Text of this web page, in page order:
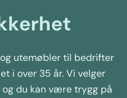
utemøbler til bedrifter
i over 35 år. Vi velger
du kan være trygg på